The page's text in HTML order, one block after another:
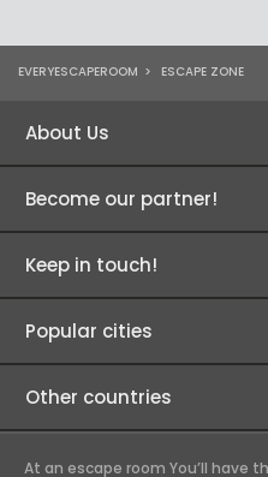
EVERYESCAPEROOM > ESCAPE ZONE
About Us
Become our partner!
Keep in touch!
Popular cities
Other countries
At an escape room You’ll have